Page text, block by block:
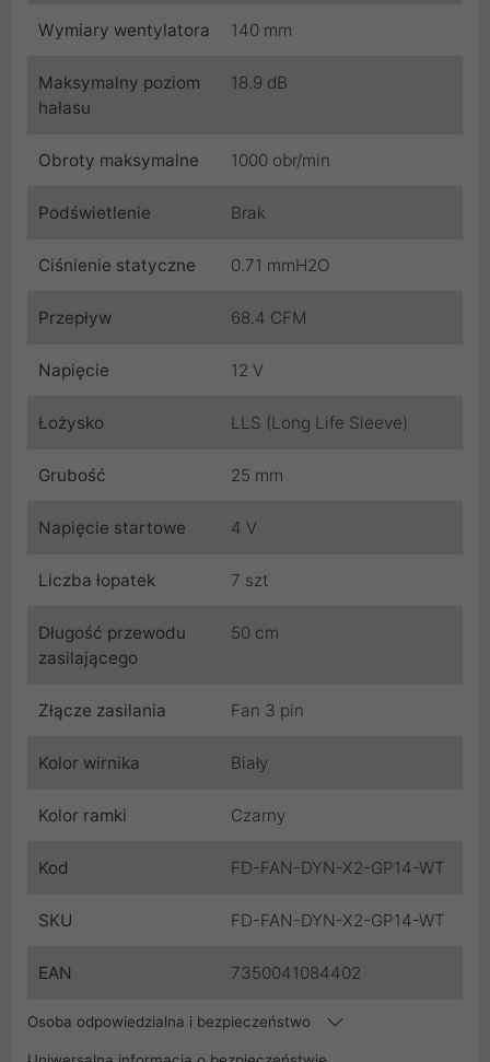
Wymiary wentylatora 140 mm
Maksymalny poziom
hałasu
18.9 dB
Obroty maksymalne 1000 obr/min
Podświetlenie Brak
Ciśnienie statyczne 0.71 mmH2O
Przepływ 68.4 CFM
Napięcie 12 V
Łożysko LLS (Long Life Sleeve)
Grubość 25 mm
Napięcie startowe 4 V
Liczba łopatek 7 szt
Długość przewodu
zasilającego
50 cm
Złącze zasilania Fan 3 pin
Kolor wirnika Biały
Kolor ramki Czarny
Kod FD-FAN-DYN-X2-GP14-WT
SKU FD-FAN-DYN-X2-GP14-WT
EAN 7350041084402
Osoba odpowiedzialna i bezpieczeństwo